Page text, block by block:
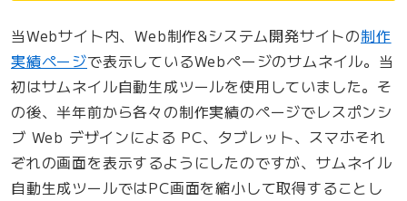
当Webサイト内、Web制作&システム開発サイトの制作
実績ページで表示しているWebページのサムネイル。当
初はサムネイル自動生成ツールを使用していました。そ
の後、半年前から各々の制作実績のページでレスポンシ
ブ Web デザインによる PC、タブレット、スマホそれ
ぞれの画面を表示するようにしたのですが、サムネイル
自動生成ツールではPC画面を縮小して取得することし